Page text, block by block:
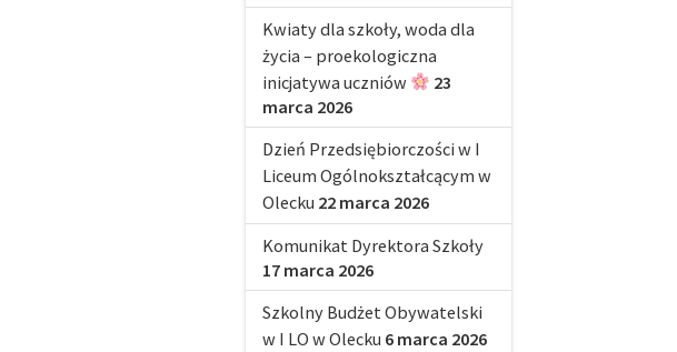
Kwiaty dla szkoły, woda dla
życia – proekologiczna
inicjatywa uczniów
23
marca 2026
Dzień Przedsiębiorczości w I
Liceum Ogólnokształcącym w
Olecku 22 marca 2026
Komunikat Dyrektora Szkoły
17 marca 2026
Szkolny Budżet Obywatelski
w I LO w Olecku 6 marca 2026